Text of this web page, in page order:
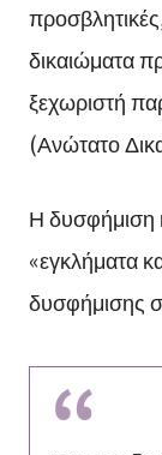
δικαιώματα
ξεχωριστή
(Ανώτατο
Η δυσφήμιση
«εγκλήματα
δυσφήμισης